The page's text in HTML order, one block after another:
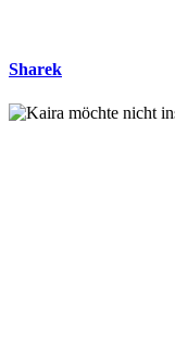
Sharek